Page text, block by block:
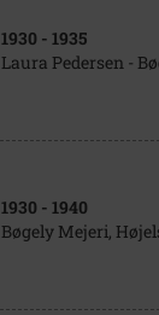
1930 - 1935
Laura Pedersen -
1930 - 1940
Bøgely Mejeri,